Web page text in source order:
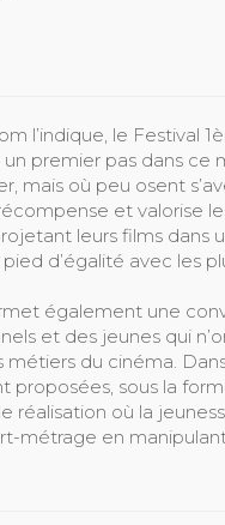
l’indique, le Festival
un premier pas dans ce
mais où peu osent
et valorise
leurs films dans
d’égalité avec les
également une
et des jeunes qui
métiers du cinéma.
proposées, sous la
réalisation où la
métrage en